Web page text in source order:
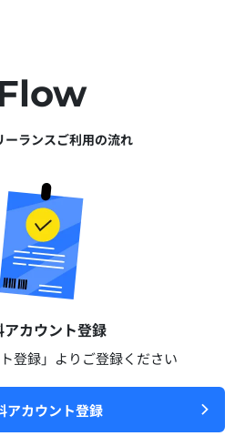
ランスご利用の流れ
アカウント登録​
登録」よりご登録ください​
アカウント登録